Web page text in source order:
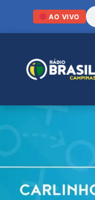
AO VIVO